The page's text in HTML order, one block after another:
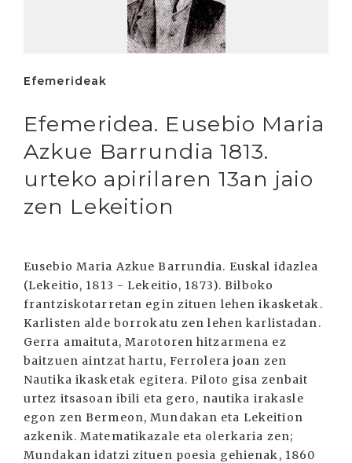
Efemerideak
Efemeridea. Eusebio Maria
Azkue Barrundia 1813.
urteko apirilaren 13an jaio
zen Lekeition
Eusebio Maria Azkue Barrundia. Euskal idazlea
(Lekeitio, 1813 - Lekeitio, 1873). Bilboko
frantziskotarretan egin zituen lehen ikasketak.
Karlisten alde borrokatu zen lehen karlistadan.
Gerra amaituta, Marotoren hitzarmena ez
baitzuen aintzat hartu, Ferrolera joan zen
Nautika ikasketak egitera. Piloto gisa zenbait
urtez itsasoan ibili eta gero, nautika irakasle
egon zen Bermeon, Mundakan eta Lekeition
azkenik. Matematikazale eta olerkaria zen;
Mundakan idatzi zituen poesia gehienak, 1860